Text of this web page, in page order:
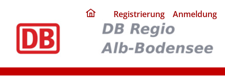
home
page
Registrierung Anmeldung